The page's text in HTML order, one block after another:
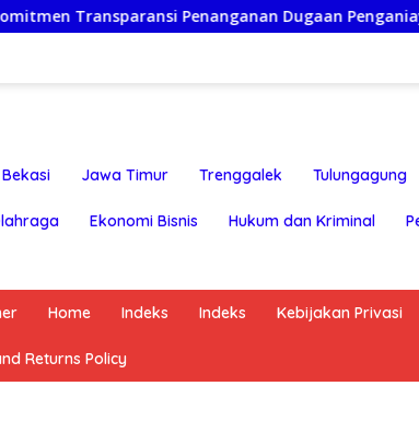
Penanganan Dugaan Penganiayaan
Bekasi Jawa Timur Trenggalek Tulungagung
Ekonomi Bisnis Hukum dan Kriminal
Home Indeks Indeks Kebijakan Privasi
Returns Policy